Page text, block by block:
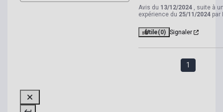
Avis du 13/12/2024 , suite à
expérience du 25/11/2024 par
Utile(0) Signaler
1